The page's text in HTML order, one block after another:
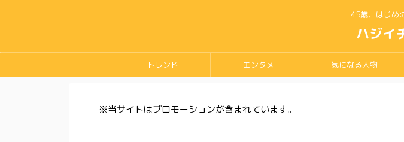
45歳、はじめ
ハジイ
トレンド エンタメ 気になる人物
※当サイトはプロモーションが含まれています。